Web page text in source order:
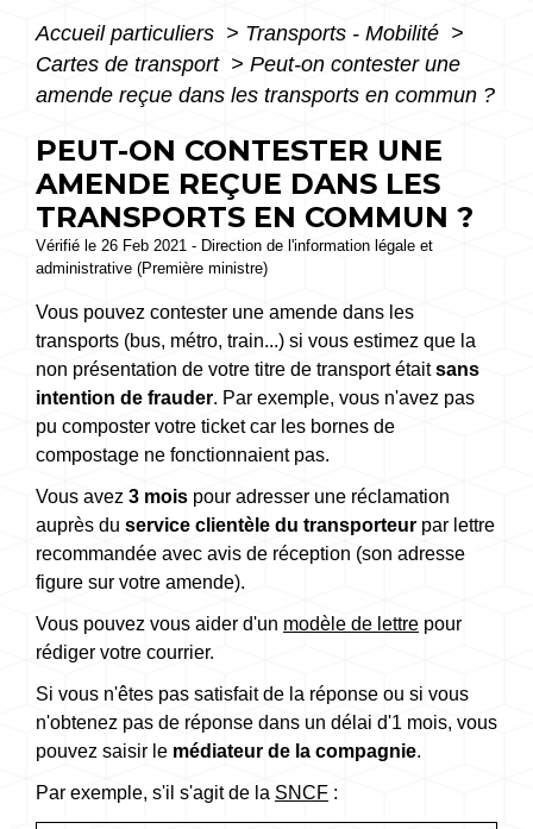
Accueil particuliers > Transports - Mobilité >
Cartes de transport > Peut-on contester une
amende reçue dans les transports en commun ?
PEUT-ON CONTESTER UNE
AMENDE REÇUE DANS LES
TRANSPORTS EN COMMUN ?
Vérifié le 26 Feb 2021 - Direction de l'information légale et
administrative (Première ministre)
Vous pouvez contester une amende dans les
transports (bus, métro, train...) si vous estimez que la
non présentation de votre titre de transport étaitsans
intention de frauder. Par exemple, vous n'avez pas
pu composter votre ticket car les bornes de
compostage ne fonctionnaient pas.
Vous avez 3 mois pour adresser une réclamation
auprès du service clientèle du transporteur par lettre
recommandée avec avis de réception (son adresse
figure sur votre amende).
Vous pouvez vous aider d'un modèle de lettre pour
rédiger votre courrier.
Si vous n'êtes pas satisfait de la réponse ou si vous
n'obtenez pas de réponse dans un délai d'1 mois, vous
pouvez saisir le médiateur de la compagnie.
Par exemple, s'il s'agit de la SNCF :